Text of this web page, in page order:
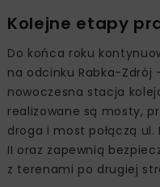
Kolejne etapy
Do końca roku
na odcinku Rabka-Zdrój
nowoczesna stacja
realizowane są mosty,
droga i most połączą ul.
II oraz zapewnią
z terenami po drugiej